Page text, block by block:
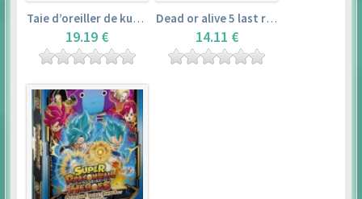
Taie d’oreiller de kurosawa dia (160x50cm) – love live! sunshine!!
19.19 €
Dead or alive 5 last round master guide
14.11 €